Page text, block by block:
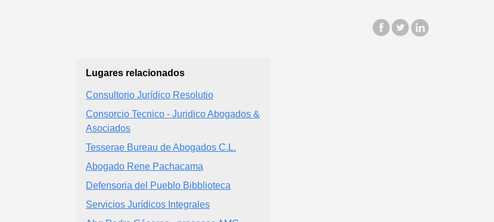
Lugares relacionados
Consultorio Jurídico Resolutio
Consorcio Tecnico - Juridico Abogados &
Asociados
Tesserae Bureau de Abogados C.L.
Abogado Rene Pachacama
Defensoria del Pueblo Bibblioteca
Servicios Jurídicos Integrales